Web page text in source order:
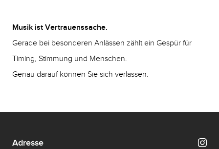
Musik ist Vertrauenssache.
Gerade bei besonderen Anlässen zählt ein Gespür für
Timing, Stimmung und Menschen.
Genau darauf können Sie sich verlassen.
Adresse